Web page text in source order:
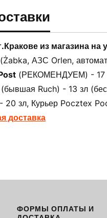
из магазина на
(Żabka, АЗС Orlen,
(РЕКОМЕНДУЕМ) - 17
(бывшая Ruch) - 13 зл
- 20 зл, Курьер Pocztex
доставка
ФОРМЫ ОПЛАТЫ И